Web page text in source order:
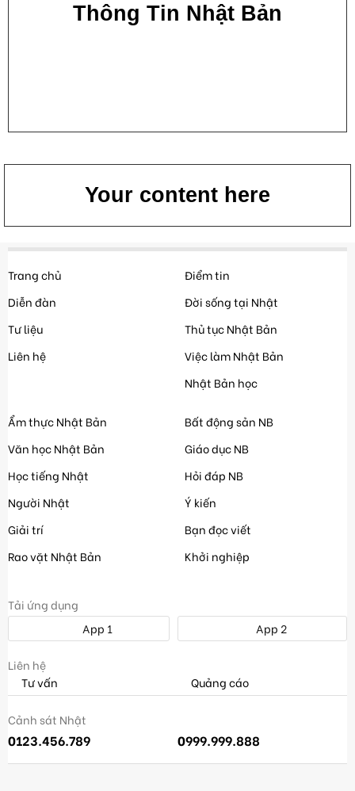
Thông Tin Nhật Bản
Your content here
Trang chủ
Diễn đàn
Tư liệu
Liên hệ
Điểm tin
Đời sống tại Nhật
Thủ tục Nhật Bản
Việc làm Nhật Bản
Nhật Bản học
Ẩm thực Nhật Bản
Văn học Nhật Bản
Học tiếng Nhật
Người Nhật
Giải trí
Rao vặt Nhật Bản
Bất động sản NB
Giáo dục NB
Hỏi đáp NB
Ý kiến
Bạn đọc viết
Khởi nghiệp
Tải ứng dụng
App 1
App 2
Liên hệ
Tư vấn
Quảng cáo
Cảnh sát Nhật
0123.456.789 0999.999.888